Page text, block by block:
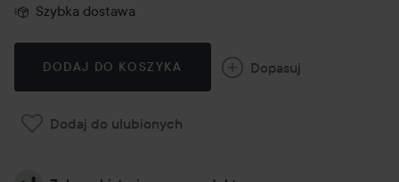
Szybka dostawa
DODAJ DO KOSZYKA Dopasuj
Dodaj do ulubionych